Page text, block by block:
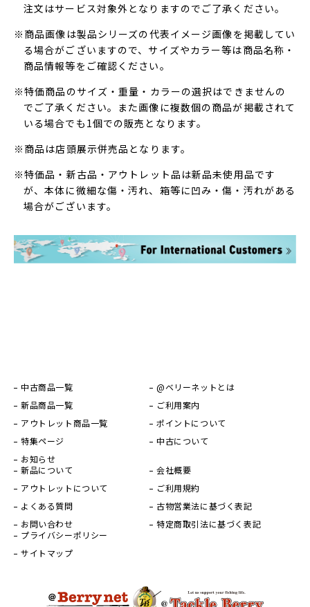
注文はサービス対象外となりますのでご了承ください。
※商品画像は製品シリーズの代表イメージ画像を掲載してい
る場合がございますので、サイズやカラー等は商品名称・
商品情報等をご確認ください。
※特価商品のサイズ・重量・カラーの選択はできませんの
でご了承ください。また画像に複数個の商品が掲載されて
いる場合でも1個での販売となります。
※商品は店頭展示併売品となります。
※特価品・新古品・アウトレット品は新品未使用品です
が、本体に微細な傷・汚れ、箱等に凹み・傷・汚れがある
場合がございます。
中古商品一覧
新品商品一覧
アウトレット商品一覧
特集ページ
お知らせ
@ベリーネットとは
ご利用案内
ポイントについて
中古について
新品について
アウトレットについて
よくある質問
お問い合わせ
会社概要
ご利用規約
古物営業法に基づく表記
特定商取引法に基づく表記
プライバシーポリシー
サイトマップ